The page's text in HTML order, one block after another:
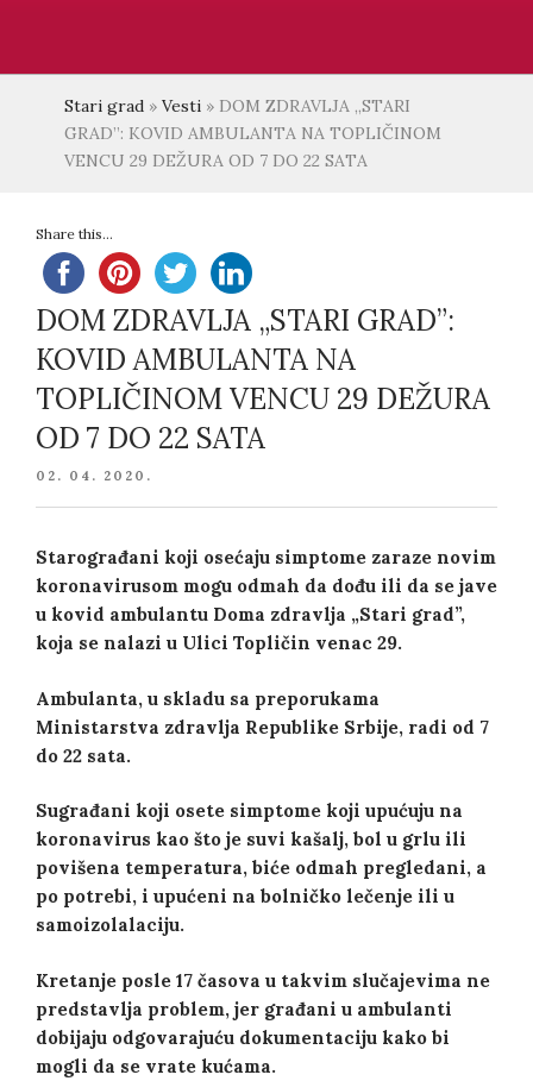
Stari grad » Vesti » DOM ZDRAVLJA „STARI
GRAD”: KOVID AMBULANTA NA TOPLIČINOM
VENCU 29 DEŽURA OD 7 DO 22 SATA
Share this...
DOM ZDRAVLJA „STARI GRAD”:
KOVID AMBULANTA NA
TOPLIČINOM VENCU 29 DEŽURA
OD 7 DO 22 SATA
POSTED
02. 04. 2020.
Starograđani koji osećaju simptome zaraze novim
koronavirusom mogu odmah da dođu ili da se jave
u kovid ambulantu Doma zdravlja „Stari grad”,
koja se nalazi u Ulici Topličin venac 29.
Ambulanta, u skladu sa preporukama
Ministarstva zdravlja Republike Srbije, radi od 7
do 22 sata.
Sugrađani koji osete simptome koji upućuju na
koronavirus kao što je suvi kašalj, bol u grlu ili
povišena temperatura, biće odmah pregledani, a
po potrebi, i upućeni na bolničko lečenje ili u
samoizolalaciju.
Kretanje posle 17 časova u takvim slučajevima ne
predstavlja problem, jer građani u ambulanti
dobijaju odgovarajuću dokumentaciju kako bi
mogli da se vrate kućama.